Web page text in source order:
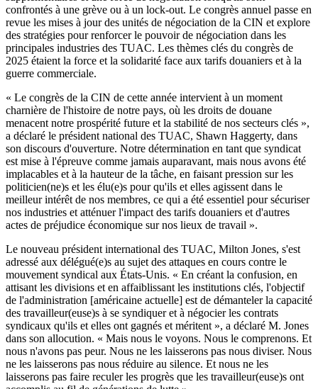
confrontés à une grève ou à un lock-out. Le congrès annuel passe en
revue les mises à jour des unités de négociation de la CIN et explore
des stratégies pour renforcer le pouvoir de négociation dans les
principales industries des TUAC. Les thèmes clés du congrès de
2025 étaient la force et la solidarité face aux tarifs douaniers et à la
guerre commerciale.
« Le congrès de la CIN de cette année intervient à un moment
charnière de l'histoire de notre pays, où les droits de douane
menacent notre prospérité future et la stabilité de nos secteurs clés »,
a déclaré le président national des TUAC, Shawn Haggerty, dans
son discours d'ouverture. Notre détermination en tant que syndicat
est mise à l'épreuve comme jamais auparavant, mais nous avons été
implacables et à la hauteur de la tâche, en faisant pression sur les
politicien(ne)s et les élu(e)s pour qu'ils et elles agissent dans le
meilleur intérêt de nos membres, ce qui a été essentiel pour sécuriser
nos industries et atténuer l'impact des tarifs douaniers et d'autres
actes de préjudice économique sur nos lieux de travail ».
Le nouveau président international des TUAC, Milton Jones, s'est
adressé aux délégué(e)s au sujet des attaques en cours contre le
mouvement syndical aux États-Unis. « En créant la confusion, en
attisant les divisions et en affaiblissant les institutions clés, l'objectif
de l'administration [américaine actuelle] est de démanteler la capacité
des travailleur(euse)s à se syndiquer et à négocier les contrats
syndicaux qu'ils et elles ont gagnés et méritent », a déclaré M. Jones
dans son allocution. « Mais nous le voyons. Nous le comprenons. Et
nous n'avons pas peur. Nous ne les laisserons pas nous diviser. Nous
ne les laisserons pas nous réduire au silence. Et nous ne les
laisserons pas faire reculer les progrès que les travailleur(euse)s ont